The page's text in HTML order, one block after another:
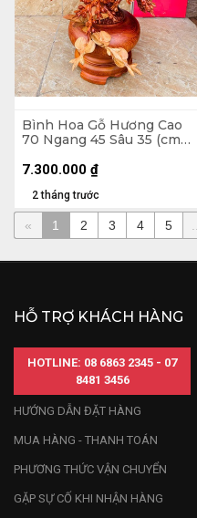
Bình Hoa Gỗ Hương Cao
70 Ngang 45 Sâu 35 (cm)
2 tháng trước
7.300.000 ₫
« 1 2 3 4 5
HỖ TRỢ KHÁCH HÀNG
HOTLINE: 08 6863 2345 - 07
8481 3456
HƯỚNG DẪN ĐẶT HÀNG
MUA HÀNG - THANH TOÁN
PHƯƠNG THỨC VẬN CHUYỂN
GẶP SỰ CỐ KHI NHẬN HÀNG